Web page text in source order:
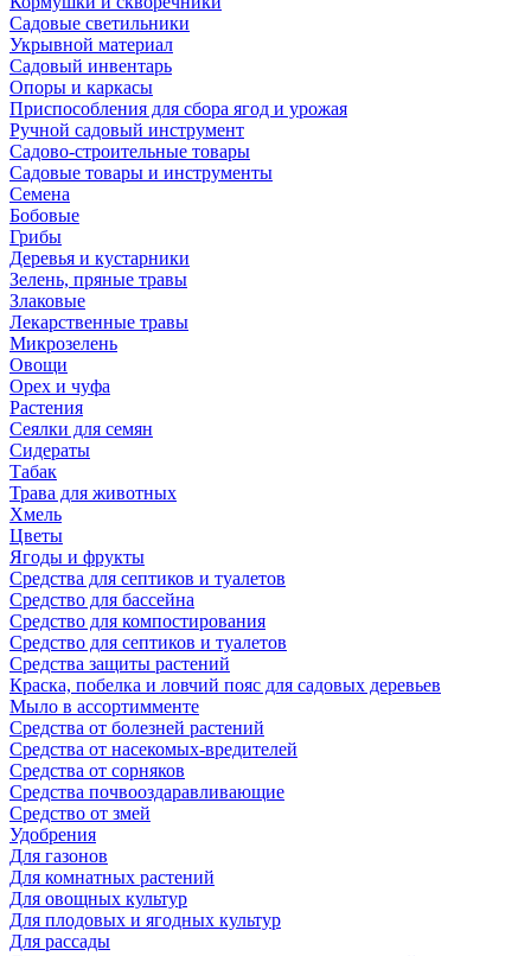
Садовые светильники
Укрывной материал
Садовый инвентарь
Опоры и каркасы
Приспособления для сбора ягод и урожая
Ручной садовый инструмент
Садово-строительные товары
Садовые товары и инструменты
Семена
Бобовые
Грибы
Деревья и кустарники
Зелень, пряные травы
Злаковые
Лекарственные травы
Микрозелень
Овощи
Орех и чуфа
Растения
Сеялки для семян
Сидераты
Табак
Трава для животных
Хмель
Цветы
Ягоды и фрукты
Средства для септиков и туалетов
Средство для бассейна
Средство для компостирования
Средство для септиков и туалетов
Средства защиты растений
Краска, побелка и ловчий пояс для садовых деревьев
Мыло в ассортимменте
Средства от болезней растений
Средства от насекомых-вредителей
Средства от сорняков
Средства почвооздаравливающие
Средство от змей
Удобрения
Для газонов
Для комнатных растений
Для овощных культур
Для плодовых и ягодных культур
Для рассады